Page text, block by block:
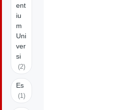
ent
iu
m
Uni
ver
si
(2)
Es
(1)